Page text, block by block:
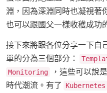
淵，因為深淵同時也凝視著
也可以跟國父一樣收穫成功
接下來將跟各位分享一下自
單的分為三個部分：
Monitoring
，這些可以說
時代潮流。有了
Kubernetes